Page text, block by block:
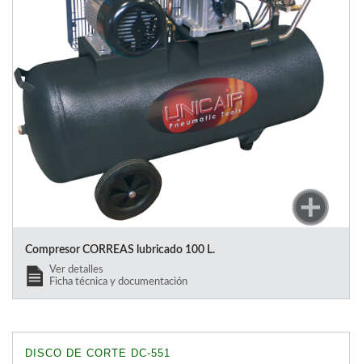
Compresor CORREAS lubricado 100 L.
Ver detalles
Ficha técnica y documentación
DISCO DE CORTE DC-551